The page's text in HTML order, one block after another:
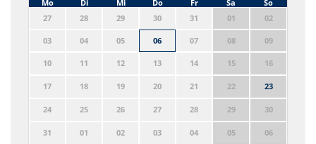
Mo
Di Mi Do Fr Sa
So
27
28 29 30 31 01 02
03 04 05 06 07 08 09
10 11 12 13 14 15 16
17 18 19 20 21 22 23
24 25 26 27 28 29 30
31 01 02 03 04 05 06